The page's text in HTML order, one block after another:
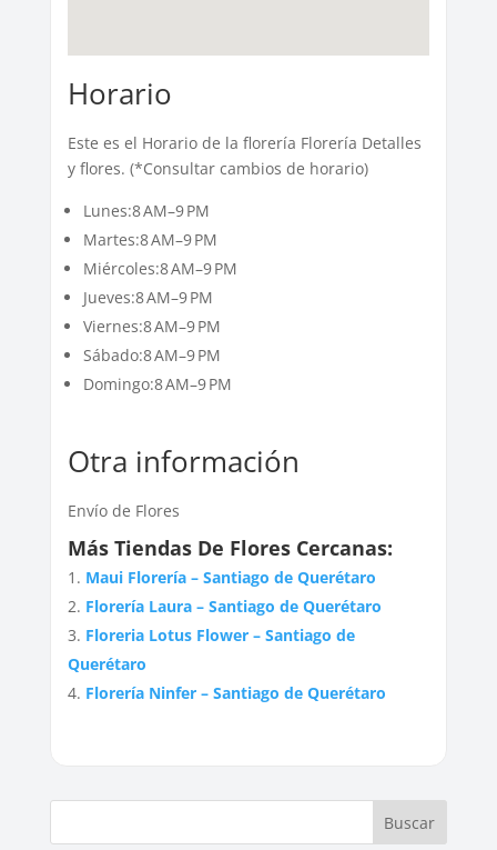
Horario
Este es el Horario de la florería Florería Detalles
y flores. (*Consultar cambios de horario)
Lunes:8 AM–9 PM
Martes:8 AM–9 PM
Miércoles:8 AM–9 PM
Jueves:8 AM–9 PM
Viernes:8 AM–9 PM
Sábado:8 AM–9 PM
Domingo:8 AM–9 PM
Otra información
Envío de Flores
Más Tiendas De Flores Cercanas:
Maui Florería – Santiago de Querétaro
Florería Laura – Santiago de Querétaro
Floreria Lotus Flower – Santiago de
Querétaro
Florería Ninfer – Santiago de Querétaro
Buscar